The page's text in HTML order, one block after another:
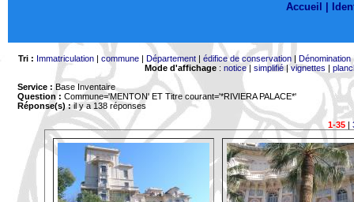
Accueil |
Tri : Immatriculation| commune| Département| édifice de conservation| Dénomination
Mode d'affichage: notice| simplifié|vignettes |
Service : Base Inventaire
Question : Commune='MENTON' ET Titre courant='*RIVIERA PALACE*'
Réponse(s) :il y a 138 réponses
1-35|